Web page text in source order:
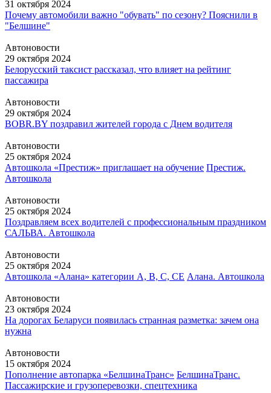
31 октября 2024
Почему автомобили важно "обувать" по сезону? Пояснили в
"Белшине"
Автоновости
29 октября 2024
Белорусский таксист рассказал, что влияет на рейтинг
пассажира
Автоновости
29 октября 2024
BOBR.BY поздравил жителей города с Днем водителя
Автоновости
25 октября 2024
Автошкола «Престиж» приглашает на обучение Престиж.
Автошкола
Автоновости
25 октября 2024
Поздравляем всех водителей с профессиональным праздником
САЛЬВА. Автошкола
Автоновости
25 октября 2024
Автошкола «Алана» категории А, В, С, СЕ Алана. Автошкола
Автоновости
23 октября 2024
На дорогах Беларуси появилась странная разметка: зачем она
нужна
Автоновости
15 октября 2024
Пополнение автопарка «БелшинаТранс» БелшинаТранс.
Пассажирские и грузоперевозки, спецтехника